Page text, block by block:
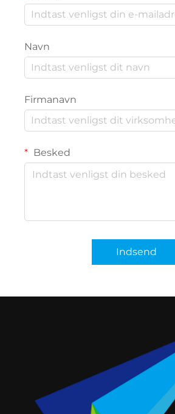
Navn
Firmanavn
Besked
Indsend